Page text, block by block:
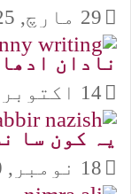
29 مارچ, 2025
نادان
14 اکتوبر, 2025
یہ کون سا
18 نومبر, 2020